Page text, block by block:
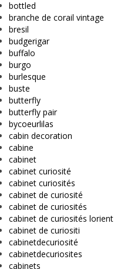
bottled
branche de corail vintage
bresil
budgerigar
buffalo
burgo
burlesque
buste
butterfly
butterfly pair
bycoeurlilas
cabin decoration
cabine
cabinet
cabinet curiosité
cabinet curiosités
cabinet de curiosité
cabinet de curiosités
cabinet de curiosités lorient
cabinet de curiositi
cabinetdecuriosité
cabinetdecuriosites
cabinets